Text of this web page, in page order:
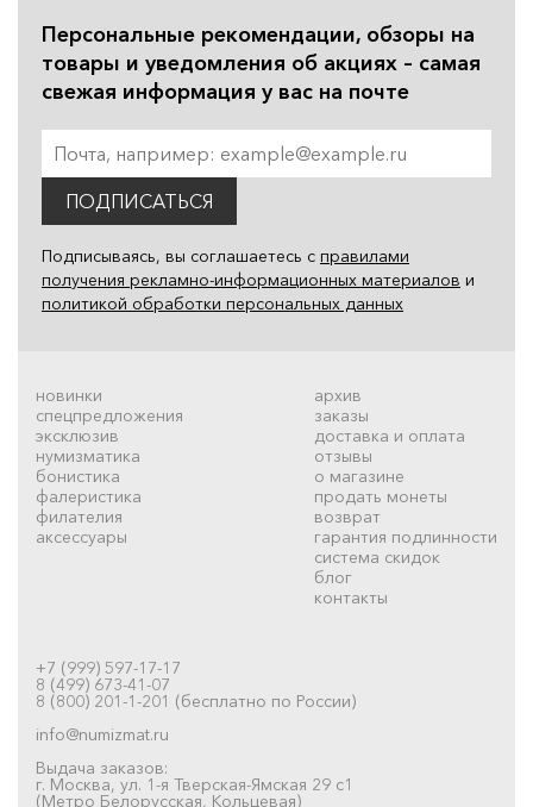
Персональные рекомендации, обзоры на
товары и уведомления об акциях – самая
свежая информация у вас на почте
ПОДПИСАТЬСЯ
Подписываясь, вы соглашаетесь с правилами
получения рекламно-информационных материалов и
политикой обработки персональных данных
новинки
спецпредложения
эксклюзив
нумизматика
бонистика
фалеристика
филателия
аксессуары
архив
заказы
доставка и оплата
отзывы
о магазине
продать монеты
возврат
гарантия подлинности
система скидок
блог
контакты
+7 (999) 597-17-17
8 (499) 673-41-07
8 (800) 201-1-201 (бесплатно по России)
info@numizmat.ru
Выдача заказов:
г. Москва, ул. 1-я Тверская-Ямская 29 с1
(Метро Белорусская, Кольцевая)